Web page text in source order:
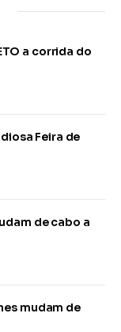
a corrida do
Feira de
de cabo a
mudam de